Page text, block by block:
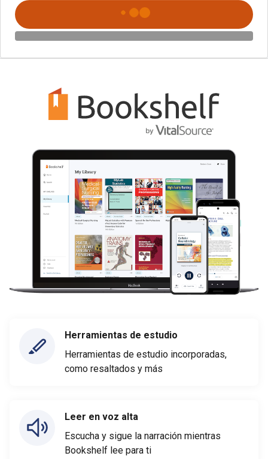
Herramientas de estudio
Herramientas de estudio incorporadas,
como resaltados y más
Leer en voz alta
Escucha y sigue la narración mientras
Bookshelf lee para ti